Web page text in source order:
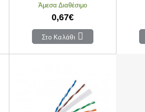
Άμεσα Διαθέσιμο
0,67€
Στο Καλάθι